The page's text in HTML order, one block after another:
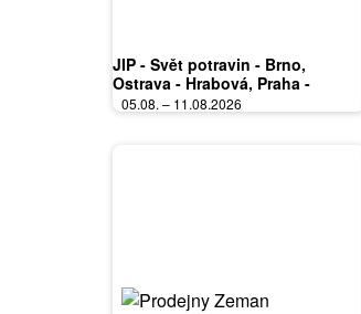
JIP - Svět potravin - Brno,
Ostrava - Hrabová, Praha -
Bořanovice, Jilemnice, Karlovy
05.08. – 11.08.2026